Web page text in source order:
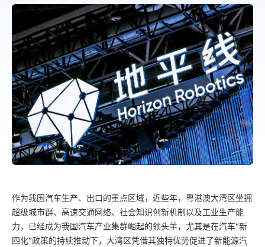
作为我国汽车生产、出口的重点区域，近些年，粤港澳大湾区坐拥
超级城市群、高速交通网络、社会知识创新机制以及工业生产能
力，已经成为我国汽车产业集群崛起的领头羊，尤其是在汽车“新
四化”政策的持续推动下，大湾区凭借其独特优势促进了新能源汽